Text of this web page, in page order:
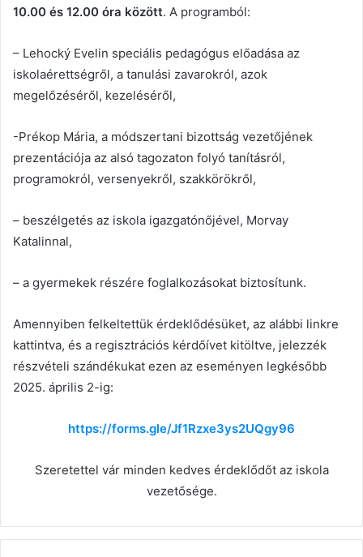
10.00 és 12.00 óra között. A programból:
– Lehocký Evelin speciális pedagógus előadása az
iskolaérettségről, a tanulási zavarokról, azok
megelőzéséről, kezeléséről,
-Prékop Mária, a módszertani bizottság vezetőjének
prezentációja az alsó tagozaton folyó tanításról,
programokról, versenyekről, szakkörökről,
– beszélgetés az iskola igazgatónőjével, Morvay
Katalinnal,
– a gyermekek részére foglalkozásokat biztosítunk.
Amennyiben felkeltettük érdeklődésüket, az alábbi linkre
kattintva, és a regisztrációs kérdőívet kitöltve, jelezzék
részvételi szándékukat ezen az eseményen legkésőbb
2025. április 2-ig:
https://forms.gle/Jf1Rzxe3ys2UQgy96
Szeretettel vár minden kedves érdeklődőt az iskola
vezetősége.